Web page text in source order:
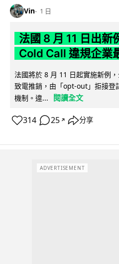
Vin 1 日
法國 8 月 11 日出新
Cold Call 違規企業
法國將於 8 月 11 日起實施新例
致電推銷，由「opt-out」拒接登
機制。違...
閱讀全文
314 25 ↗ 分享
ADVERTISEMENT